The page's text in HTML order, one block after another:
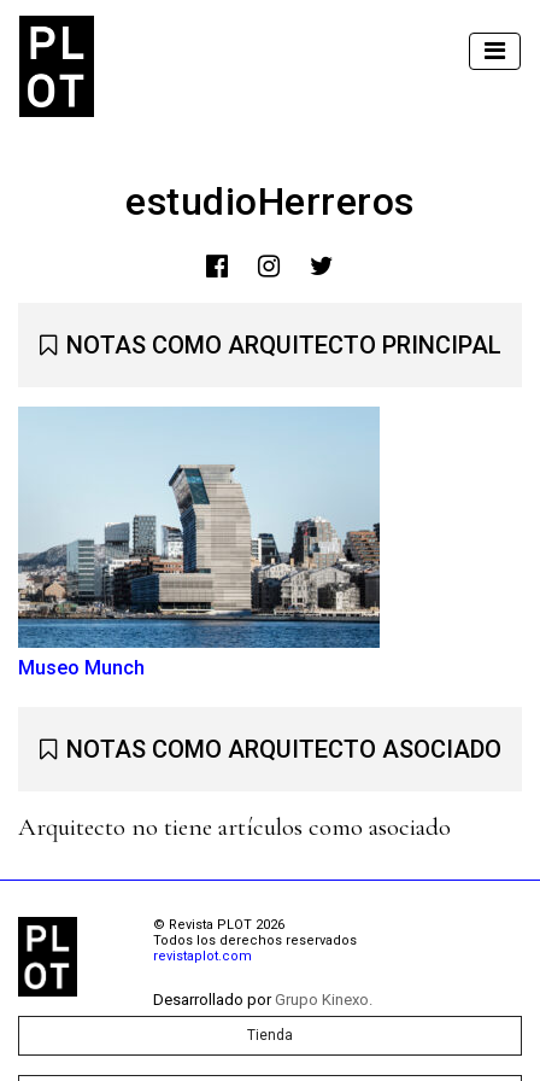
estudioHerreros
NOTAS COMO ARQUITECTO PRINCIPAL
Museo Munch
NOTAS COMO ARQUITECTO ASOCIADO
Arquitecto no tiene artículos como asociado
© Revista PLOT 2026
Todos los derechos reservados
revistaplot.com
Desarrollado porGrupo Kinexo.
Tienda